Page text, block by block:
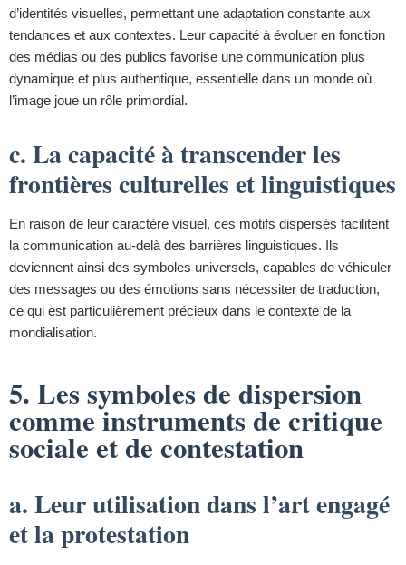
d’identités visuelles, permettant une adaptation constante aux
tendances et aux contextes. Leur capacité à évoluer en fonction
des médias ou des publics favorise une communication plus
dynamique et plus authentique, essentielle dans un monde où
l’image joue un rôle primordial.
c. La capacité à transcender les
frontières culturelles et linguistiques
En raison de leur caractère visuel, ces motifs dispersés facilitent
la communication au-delà des barrières linguistiques. Ils
deviennent ainsi des symboles universels, capables de véhiculer
des messages ou des émotions sans nécessiter de traduction,
ce qui est particulièrement précieux dans le contexte de la
mondialisation.
5. Les symboles de dispersion
comme instruments de critique
sociale et de contestation
a. Leur utilisation dans l’art engagé
et la protestation